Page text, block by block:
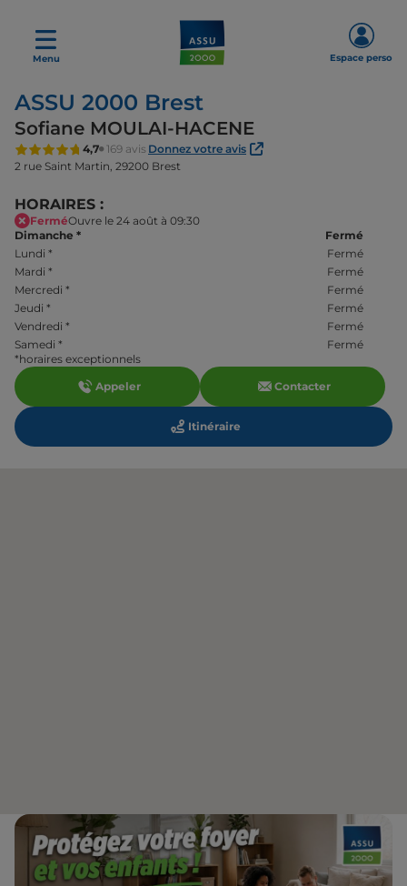
Menu Espace perso
ASSU 2000 Brest
Sofiane MOULAI-HACENE
4,7 169 avis Donnez votre avis
2 rue Saint Martin, 29200 Brest
HORAIRES :
FerméOuvre le 24 août à 09:30
Dimanche *
Fermé
Lundi *
Fermé
Mardi *
Fermé
Mercredi *
Fermé
Jeudi *
Fermé
Vendredi *
Fermé
Samedi *
Fermé
*horaires exceptionnels
Appeler
Contacter
Itinéraire